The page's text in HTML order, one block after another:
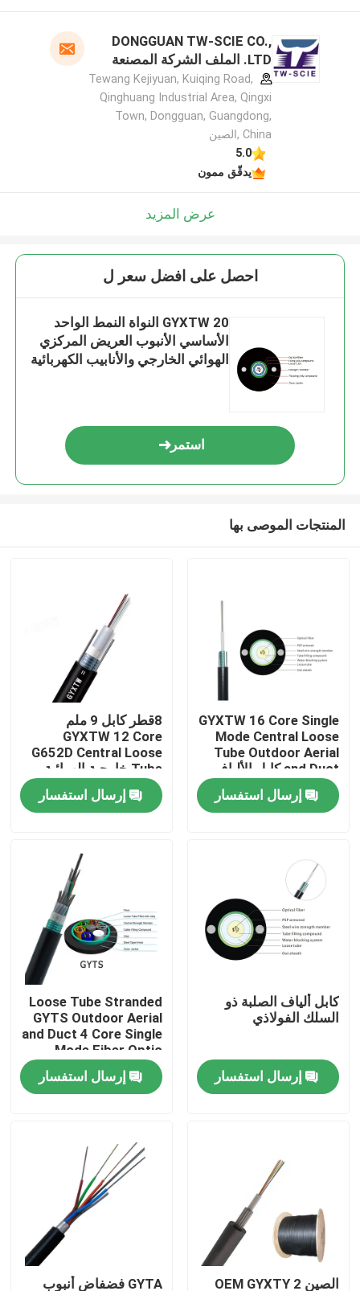
منتجات
معلومات عنا
مراقبة الجودة
اتصل بنا
كابل الألياف البصرية في الهواء الطلق
كابلات الألياف البصرية الداخلية
كابل الألياف البصرية
DONGGUAN TW-SCIE CO.,
LTD. الملف الشركة المصنعة
Tewang Kejiyuan, Kuiqing Road,
Qinghuang Industrial Area, Qingxi
Town, Dongguan, Guangdong,
China ,الصين
5.0
يدقّق ممون
عرض المزيد
احصل على افضل سعر ل
GYXTW 20 النواة النمط الواحد
الأساسي الأنبوب العريض المركزي
الهوائي الخارجي والأنابيب الكهربائية
استمر
المنتجات الموصى بها
GYXTW 16 Core Single
Mode Central Loose
Tube Outdoor Aerial
and Duct كابل الألياف
الضوئية
إرسال استفسار
8قطر كابل 9 ملم
GYXTW 12 Core
G652D Central Loose
Tube خارجية الهوائية
والقناة سلك كابل الألياف
الضوئية مع سترة PE
إرسال استفسار
كابل ألياف الصلبة ذو
السلك الفولاذي
إرسال استفسار
Loose Tube Stranded
GYTS Outdoor Aerial
and Duct 4 Core Single
Mode Fiber Optic
Cable
إرسال استفسار
الصين OEM GYXTY 2 GYTA فضفاض أنبوب